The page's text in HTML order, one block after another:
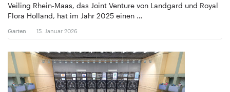
Veiling Rhein-Maas, das Joint Venture von Landgard und Royal
Flora Holland, hat im Jahr 2025 einen …
Garten 15. Januar 2026